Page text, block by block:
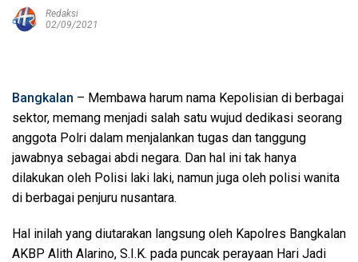
Redaksi
02/09/2021
Bangkalan – Membawa harum nama Kepolisian di berbagai
sektor, memang menjadi salah satu wujud dedikasi seorang
anggota Polri dalam menjalankan tugas dan tanggung
jawabnya sebagai abdi negara. Dan hal ini tak hanya
dilakukan oleh Polisi laki laki, namun juga oleh polisi wanita
di berbagai penjuru nusantara.
Hal inilah yang diutarakan langsung oleh Kapolres Bangkalan
AKBP Alith Alarino, S.I.K. pada puncak perayaan Hari Jadi